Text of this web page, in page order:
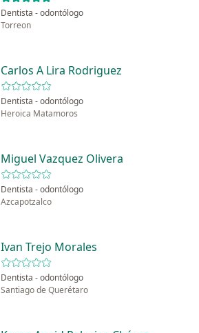
Dentista - odontólogo
Torreon
Carlos A Lira Rodriguez
Dentista - odontólogo
Heroica Matamoros
Miguel Vazquez Olivera
Dentista - odontólogo
Azcapotzalco
Ivan Trejo Morales
Dentista - odontólogo
Santiago de Querétaro